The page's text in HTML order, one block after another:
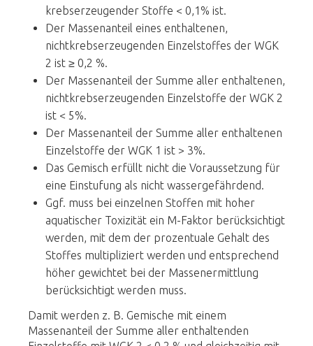
krebserzeugender Stoffe < 0,1% ist.
Der Massenanteil eines enthaltenen,
nichtkrebserzeugenden Einzelstoffes der WGK
2 ist ≥ 0,2 %.
Der Massenanteil der Summe aller enthaltenen,
nichtkrebserzeugenden Einzelstoffe der WGK 2
ist < 5%.
Der Massenanteil der Summe aller enthaltenen
Einzelstoffe der WGK 1 ist > 3%.
Das Gemisch erfüllt nicht die Voraussetzung für
eine Einstufung als nicht wassergefährdend.
Ggf. muss bei einzelnen Stoffen mit hoher
aquatischer Toxizität ein M-Faktor berücksichtigt
werden, mit dem der prozentuale Gehalt des
Stoffes multipliziert werden und entsprechend
höher gewichtet bei der Massenermittlung
berücksichtigt werden muss.
Damit werden z. B. Gemische mit einem
Massenanteil der Summe aller enthaltenden